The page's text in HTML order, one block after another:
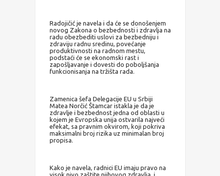
Radojičić je navela i da će se donošenjem
novog Zakona o bezbednosti i zdravlja na
radu obezbediti uslovi za bezbedniju i
zdraviju radnu sredinu, povećanje
produktivnosti na radnom mestu,
podstaći će se ekonomski rast i
zapošljavanje i dovesti do poboljšanja
funkcionisanja na tržišta rada.
Zamenica šefa Delegacije EU u Srbiji
Matea Norčić Štamcar istakla je da je
zdravlje i bezbednost jedna od oblasti u
kojem je Evropska unija ostvarila najveći
efekat, sa pravnim okvirom, koji pokriva
maksimalni broj rizika uz minimalan broj
propisa.
Kako je navela, radnici EU imaju pravo na